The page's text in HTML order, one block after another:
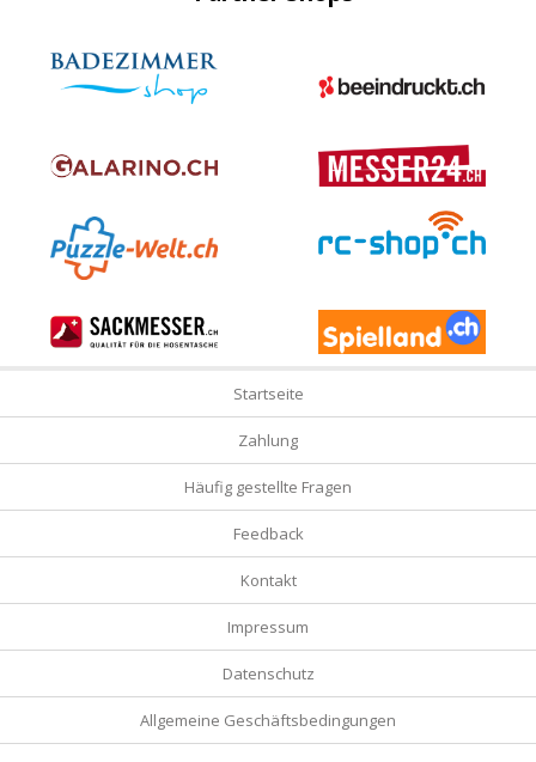
Startseite
Zahlung
Häufig gestellte Fragen
Feedback
Kontakt
Impressum
Datenschutz
Allgemeine Geschäftsbedingungen